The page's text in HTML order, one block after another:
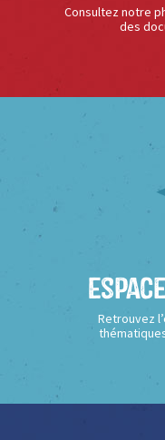
Consultez notre
des
Retrouvez